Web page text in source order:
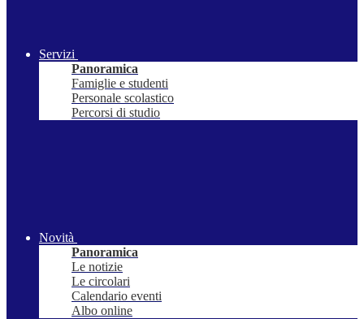
Servizi
Panoramica
Famiglie e studenti
Personale scolastico
Percorsi di studio
Novità
Panoramica
Le notizie
Le circolari
Calendario eventi
Albo online